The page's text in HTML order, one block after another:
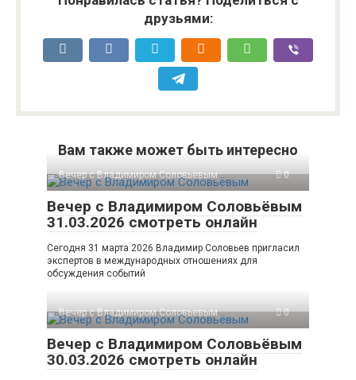
друзьями:
Вам также может быть интересно
Вечер с Владимиром Соловьевым 0
Вечер с Владимиром Соловьёвым
31.03.2026 смотреть онлайн
Сегодня 31 марта 2026 Владимир Соловьев пригласил
экспертов в международных отношениях для
обсуждения событий
Вечер с Владимиром Соловьевым 0
Вечер с Владимиром Соловьёвым
30.03.2026 смотреть онлайн